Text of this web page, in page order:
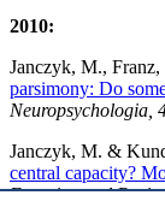
2010:
Janczyk, M.,
parsimony: Do
Neuropsychologia,
Janczyk, M. &
central capacity?
Experimental Brain